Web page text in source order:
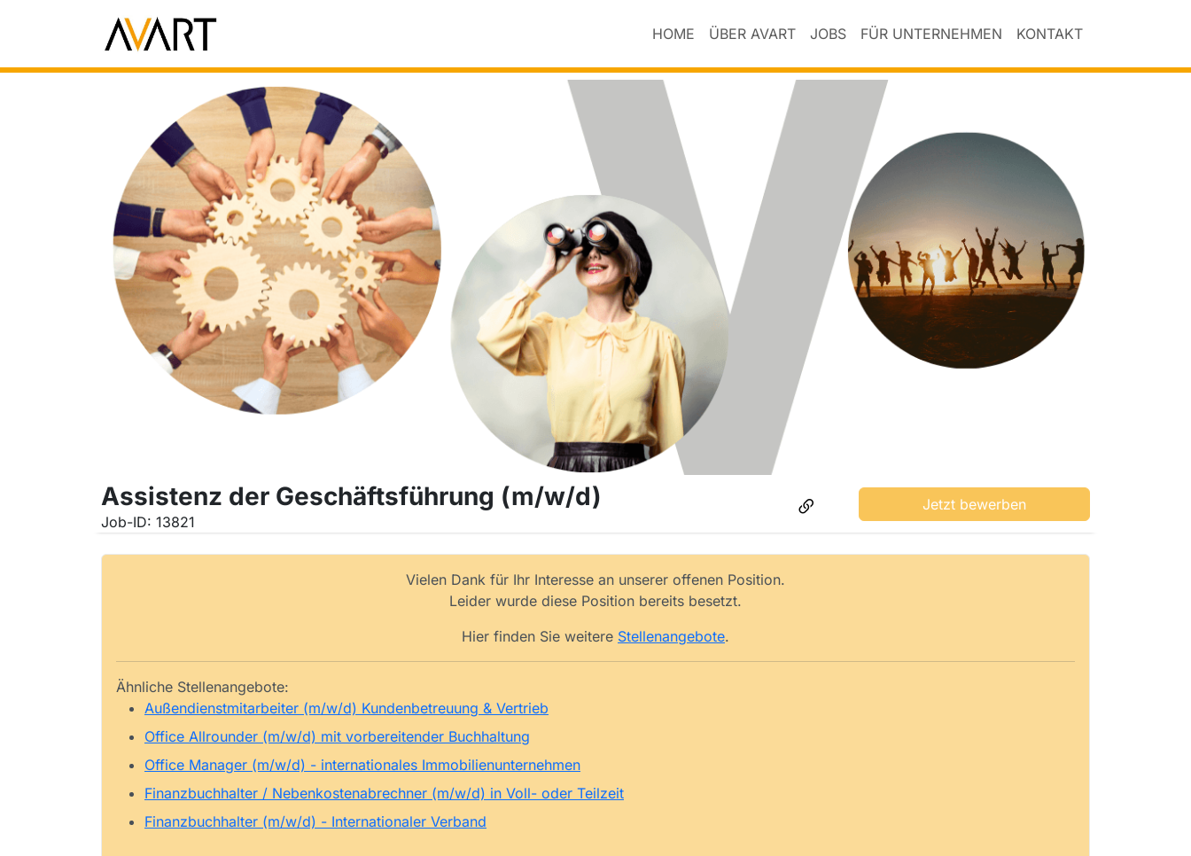
HOME ÜBER AVART JOBS FÜR UNTERNEHMEN KONTAKT
Assistenz der Geschäftsführung (m/w/d)
Job-ID: 13821
Jetzt bewerben
Vielen Dank für Ihr Interesse an unserer offenen Position.
Leider wurde diese Position bereits besetzt.
Hier finden Sie weitere Stellenangebote.
Ähnliche Stellenangebote:
Außendienstmitarbeiter (m/w/d) Kundenbetreuung & Vertrieb
Office Allrounder (m/w/d) mit vorbereitender Buchhaltung
Office Manager (m/w/d) - internationales Immobilienunternehmen
Finanzbuchhalter / Nebenkostenabrechner (m/w/d) in Voll- oder Teilzeit
Finanzbuchhalter (m/w/d) - Internationaler Verband